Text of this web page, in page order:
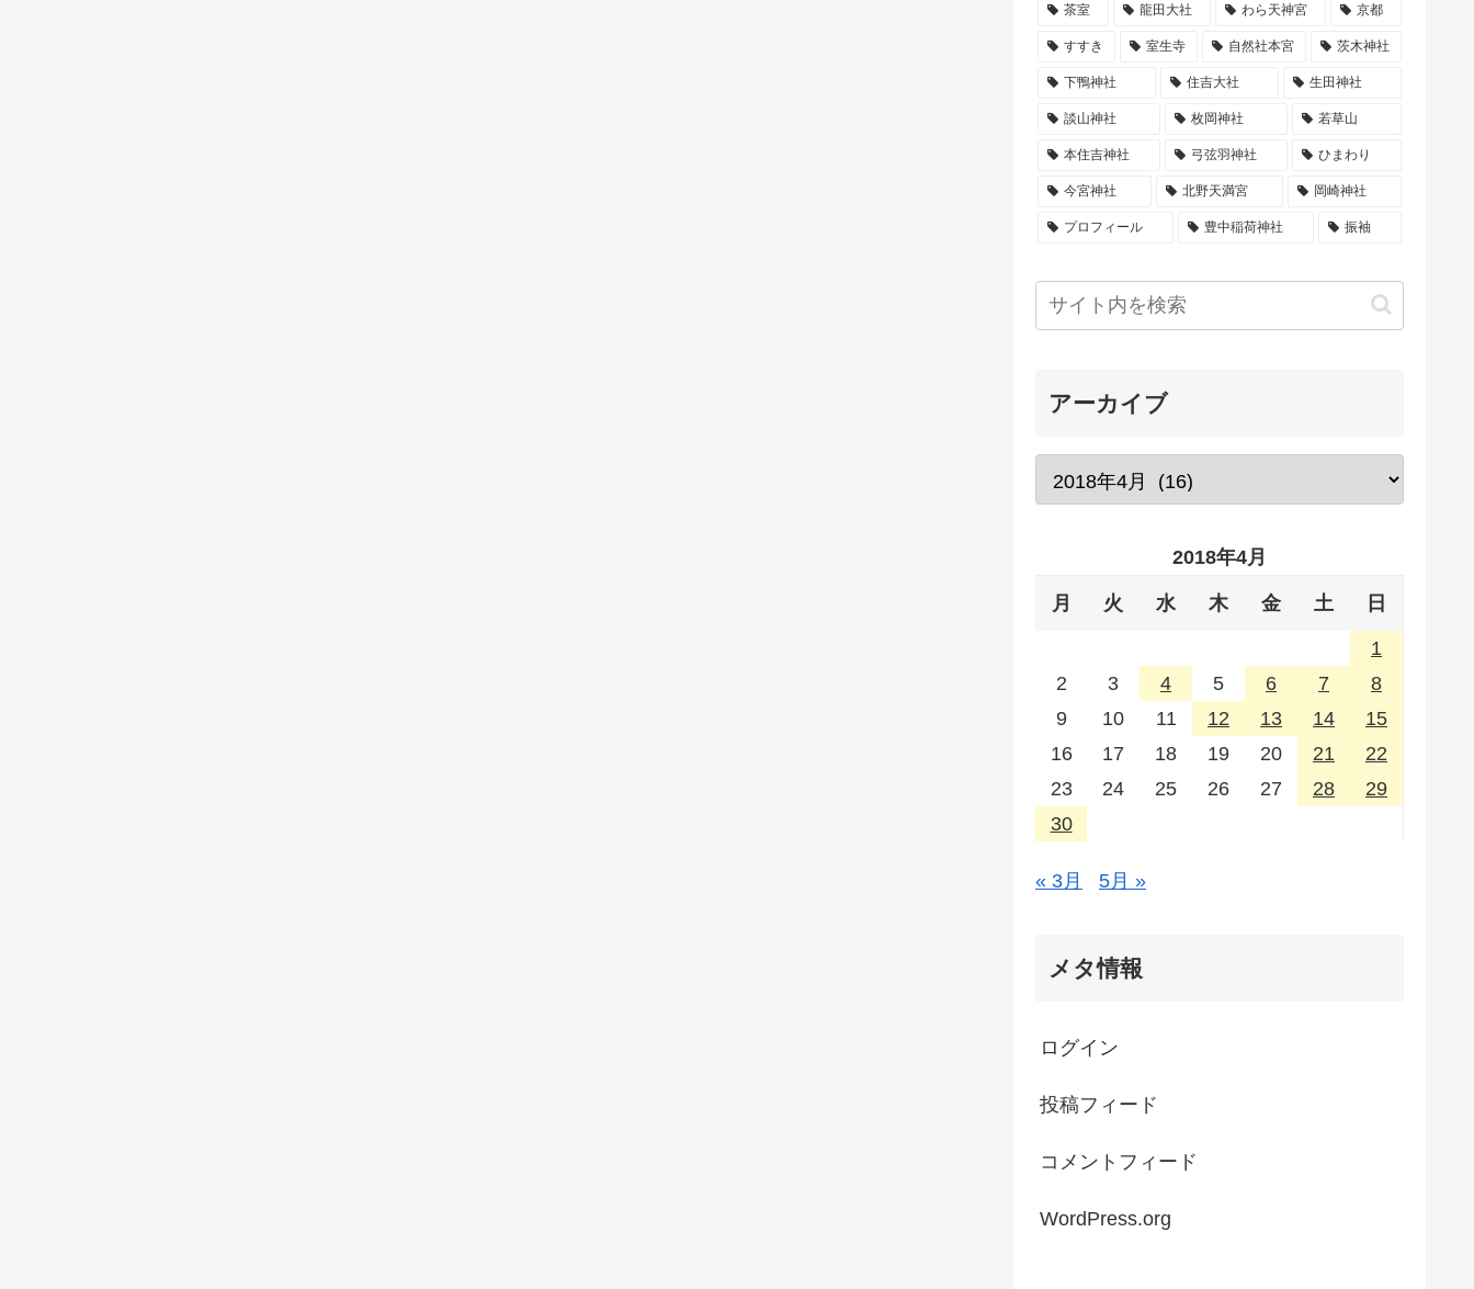
茶室 龍田大社 わら天神宮 京都
すすき 室生寺 自然社本宮 茨木神社
下鴨神社 住吉大社 生田神社
談山神社 枚岡神社 若草山
本住吉神社 弓弦羽神社 ひまわり
今宮神社 北野天満宮 岡崎神社
プロフィール 豊中稲荷神社 振袖
アーカイブ
2018年4月
月 火 水 木 金 土 日
1
2
3 4 5 6 7
8
9
10 11 12 13 14
15
16
17 18 19 20 21
22
23
24 25 26 27 28
29
30
« 3月 5月 »
メタ情報
ログイン
投稿フィード
コメントフィード
WordPress.org